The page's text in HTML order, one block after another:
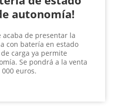
autonomía!
acaba de presentar la
con batería en estado
carga ya permite
Se pondrá a la venta
euros.